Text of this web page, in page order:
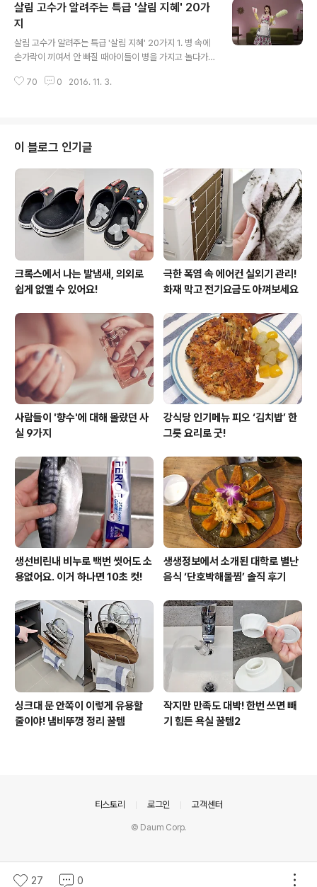
해해주지 못할 때가 많답니다.그래서 준비했습니다. 여자
들이 말하는 '친구'가 '남자친구'보다 좋은 이유! 혹여 자신
이 공감을 잘 해주지 못하는 남친이라고 느낀다면 이 글을
참고해보세요. 여자친구가 동성친구를 만나는 이유가 다
있다는 것을 깨닫게 될 테니까요. 1. 작은 변화도 금세 눈치
챈다 "핑크면 다 같은 핑크지 핫핑크, 베이비 핑크는 또 뭐
살림 고수가 알려주는 특급 '살림 지혜' 20가
지
살림 고수가 알려주는 특급 '살림 지혜' 20가지 1. 병 속에
손가락이 끼여서 안 빠질 때아이들이 병을 가지고 놀다가
는 당황하지 말고 따뜻한 물에 비누를 풀어 손과 병을 함께
뜨거운 물에 담가 데웠다가 곧바로 찬물에 담가 여러번 종
이에 문지르면 웬만히 굳은 것은 잘 써진다. 3. 카펫을 쾌적
하게 사용할 때카펫 밑바닥에는 신문지를 몇 장씩 포개어
깔아 주면 신문지가 카펫의 습기를 빨아들여 쾌적하게 지
낼 수 있다. 4. 쓰다 남은 햄을 오래 보관하려면조리하고 남
은 햄을 잘못..
70 0 2016. 11. 3.
이 블로그 인기글
크록스에서 나는 발냄새, 의외로
쉽게 없앨 수 있어요!
극한 폭염 속 에어컨 실외기 관리!
화재 막고 전기요금도 아껴보세요
사람들이 '향수'에 대해 몰랐던 사
실 9가지
강식당 인기메뉴 피오 ‘김치밥’ 한
그릇 요리로 굿!
생선비린내 비누로 백번 씻어도 소
용없어요. 이거 하나면 10초 컷!
생생정보에서 소개된 대학로 별난
음식 ‘단호박해물찜’ 솔직 후기
싱크대 문 안쪽이 이렇게 유용할
줄이야! 냄비뚜껑 정리 꿀템
작지만 만족도 대박! 한번 쓰면 빼
기 힘든 욕실 꿀템2
27 0
티스토리 로그인 고객센터
© Daum Corp.